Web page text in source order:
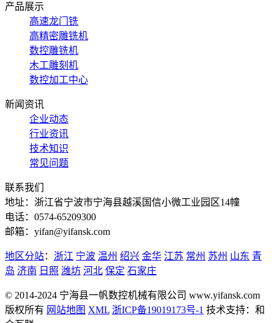
产品展示
高速龙门铣
高精密雕铣机
数控雕铣机
木工雕刻机
数控加工中心
新闻资讯
企业动态
行业资讯
技术知识
常见问题
联系我们
地址：浙江省宁波市宁海县越溪国信小微工业园区14幢
电话：0574-65209300
邮箱：yifan@yifansk.com
地区分站： 浙江 宁波 温州 绍兴 金华 江苏 常州 苏州 山东 青
岛 济南 日照 潍坊 河北 保定 石家庄
© 2014-2024 宁海县一帆数控机械有限公司 www.yifansk.com
版权所有 网站地图 XML 浙ICP备19019173号-1 技术支持：和